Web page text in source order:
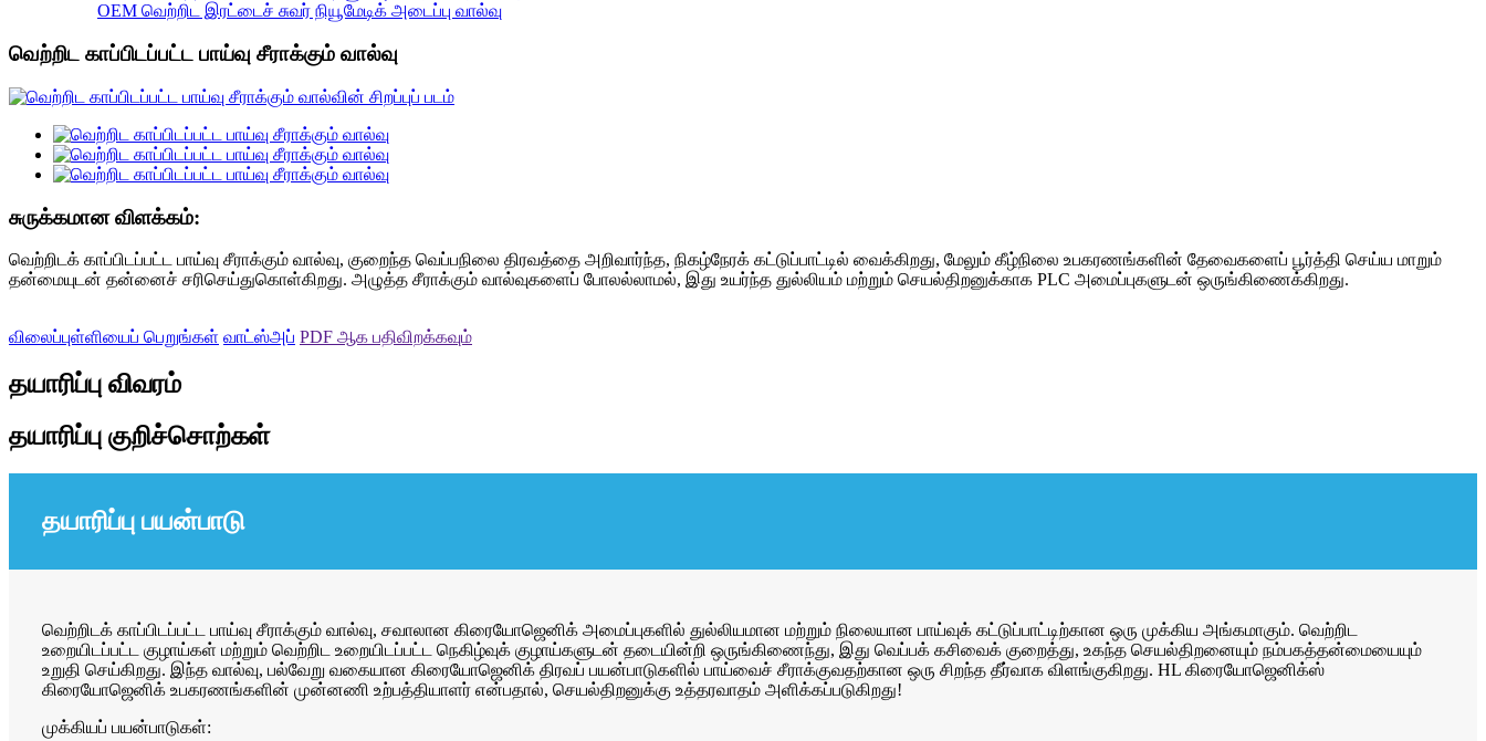
OEM வெற்றிட இரட்டைச் சுவர் நியூமேடிக் அடைப்பு வால்வு
வெற்றிட காப்பிடப்பட்ட பாய்வு சீராக்கும் வால்வு
சுருக்கமான விளக்கம்:
வெற்றிடக் காப்பிடப்பட்ட பாய்வு சீராக்கும் வால்வு, குறைந்த வெப்பநிலை திரவத்தை அறிவார்ந்த, நிகழ்நேரக் கட்டுப்பாட்டில் வைக்கிறது, மேலும் கீழ்நிலை உபகரணங்களின் தேவைகளைப் பூர்த்தி செய்ய மாறும்
தன்மையுடன் தன்னைச் சரிசெய்துகொள்கிறது. அழுத்த சீராக்கும் வால்வுகளைப் போலல்லாமல், இது உயர்ந்த துல்லியம் மற்றும் செயல்திறனுக்காக PLC அமைப்புகளுடன் ஒருங்கிணைக்கிறது.
விலைப்புள்ளியைப் பெறுங்கள் வாட்ஸ்அப் PDF ஆக பதிவிறக்கவும்
தயாரிப்பு விவரம்
தயாரிப்பு குறிச்சொற்கள்
தயாரிப்பு பயன்பாடு
வெற்றிடக் காப்பிடப்பட்ட பாய்வு சீராக்கும் வால்வு, சவாலான கிரையோஜெனிக் அமைப்புகளில் துல்லியமான மற்றும் நிலையான பாய்வுக் கட்டுப்பாட்டிற்கான ஒரு முக்கிய அங்கமாகும். வெற்றிட
உறையிடப்பட்ட குழாய்கள் மற்றும் வெற்றிட உறையிடப்பட்ட நெகிழ்வுக் குழாய்களுடன் தடையின்றி ஒருங்கிணைந்து, இது வெப்பக் கசிவைக் குறைத்து, உகந்த செயல்திறனையும் நம்பகத்தன்மையையும்
உறுதி செய்கிறது. இந்த வால்வு, பல்வேறு வகையான கிரையோஜெனிக் திரவப் பயன்பாடுகளில் பாய்வைச் சீராக்குவதற்கான ஒரு சிறந்த தீர்வாக விளங்குகிறது. HL கிரையோஜெனிக்ஸ்
கிரையோஜெனிக் உபகரணங்களின் முன்னணி உற்பத்தியாளர் என்பதால், செயல்திறனுக்கு உத்தரவாதம் அளிக்கப்படுகிறது!
முக்கியப் பயன்பாடுகள்: